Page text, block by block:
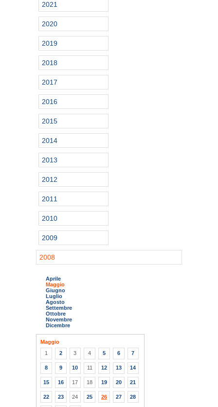
2021
2020
2019
2018
2017
2016
2015
2014
2013
2012
2011
2010
2009
2008
Aprile
Maggio
Giugno
Luglio
Agosto
Settembre
Ottobre
Novembre
Dicembre
Maggio
1
2 3 4 5 6 7
8 9 10 11 12 13 14
15 16 17 18 19 20 21
22 23 24 25 26 27 28